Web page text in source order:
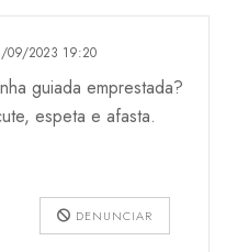
09/2023 19:20
guiada emprestada?
espeta e afasta.
DENUNCIAR